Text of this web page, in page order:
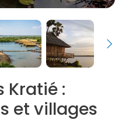
Kratié :
et villages